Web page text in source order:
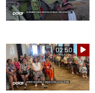
02:50